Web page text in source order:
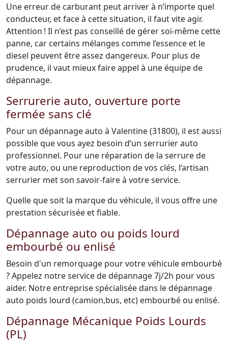
Une erreur de carburant peut arriver à n’importe quel
conducteur, et face à cette situation, il faut vite agir.
Attention ! Il n’est pas conseillé de gérer soi-même cette
panne, car certains mélanges comme l’essence et le
diesel peuvent être assez dangereux. Pour plus de
prudence, il vaut mieux faire appel à une équipe de
dépannage.
Serrurerie auto, ouverture porte
fermée sans clé
Pour un dépannage auto à Valentine (31800), il est aussi
possible que vous ayez besoin d’un serrurier auto
professionnel. Pour une réparation de la serrure de
votre auto, ou une reproduction de vos clés, l’artisan
serrurier met son savoir-faire à votre service.
Quelle que soit la marque du véhicule, il vous offre une
prestation sécurisée et fiable.
Dépannage auto ou poids lourd
embourbé ou enlisé
Besoin d'un remorquage pour votre véhicule embourbé
? Appelez notre service de dépannage 7j/2h pour vous
aider. Notre entreprise spécialisée dans le dépannage
auto poids lourd (camion,bus, etc) embourbé ou enlisé.
Dépannage Mécanique Poids Lourds
(PL)